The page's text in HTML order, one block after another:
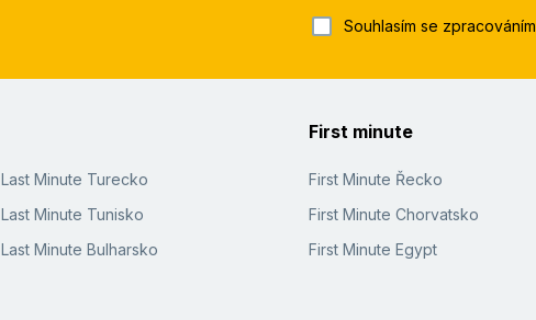
Souhlasím se zpracováním
Last Minute Turecko
Last Minute Tunisko
Last Minute Bulharsko
First minute
First Minute Řecko
First Minute Chorvatsko
First Minute Egypt